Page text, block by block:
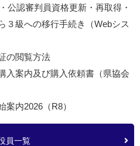
認審判員資格更新・再取得・
３級への移行手続き（Webシス
閲覧方法
案内及び購入依頼書（県協会
内2026（R8）
員一覧